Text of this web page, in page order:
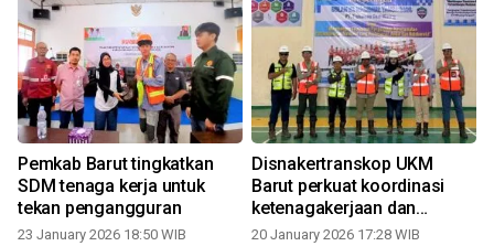
Pemkab Barut tingkatkan
SDM tenaga kerja untuk
tekan pengangguran
23 January 2026 18:50 WIB
Disnakertranskop UKM
Barut perkuat koordinasi
ketenagakerjaan dan
pemagangan
20 January 2026 17:28 WIB